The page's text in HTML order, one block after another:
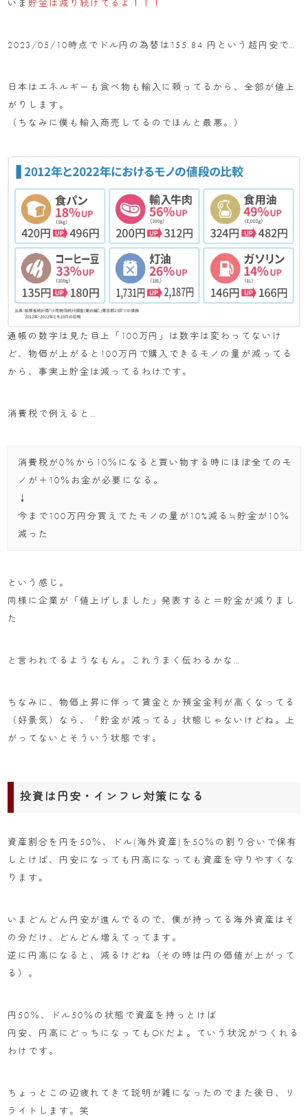
いま 貯金は減り続けてるよ！！！
2023/05/10時点でドル円の為替は155.84 円という超円安で…
日本はエネルギーも食べ物も輸入に頼ってるから、全部が値上
がりします。
（ちなみに僕も輸入商売してるのでほんと最悪。）
通帳の数字は見た目上「100万円」は数字は変わってないけ
ど、物価が上がると100万円で購入できるモノの量が減ってる
から、事実上貯金は減ってるわけです。
消費税で例えると…
消費税が0％から10％になると買い物する時にほぼ全てのモ
ノが＋10％お金が必要になる。
↓
今まで100万円分買えてたモノの量が10%減る≒貯金が10％
減った
という感じ。
同様に企業が「値上げしました」発表すると＝貯金が減りまし
た
と言われてるようなもん。これうまく伝わるかな…
ちなみに、物価上昇に伴って賃金とか預金金利が高くなってる
（好景気）なら、「貯金が減ってる」状態じゃないけどね。上
がってないとそういう状態です。
投資は円安・インフレ対策になる
資産割合を円を50％、ドル(海外資産)を50％の割り合いで保有
しとけば、円安になっても円高になっても資産を守りやすくな
ります。
いまどんどん円安が進んでるので、僕が持ってる海外資産はそ
の分だけ、どんどん増えてってます。
逆に円高になると、減るけどね（その時は円の価値が上がって
る）。
円50％、ドル50％の状態で資産を持っとけば
円安、円高にどっちになってもOKだよ。ていう状況がつくれる
わけです。
ちょっとこの辺疲れてきて説明が雑になったのでまた後日、リ
ライトします。笑